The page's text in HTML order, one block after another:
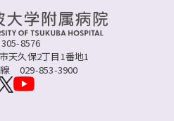
8576
天久保2丁目1番地1
線 029-853-3900